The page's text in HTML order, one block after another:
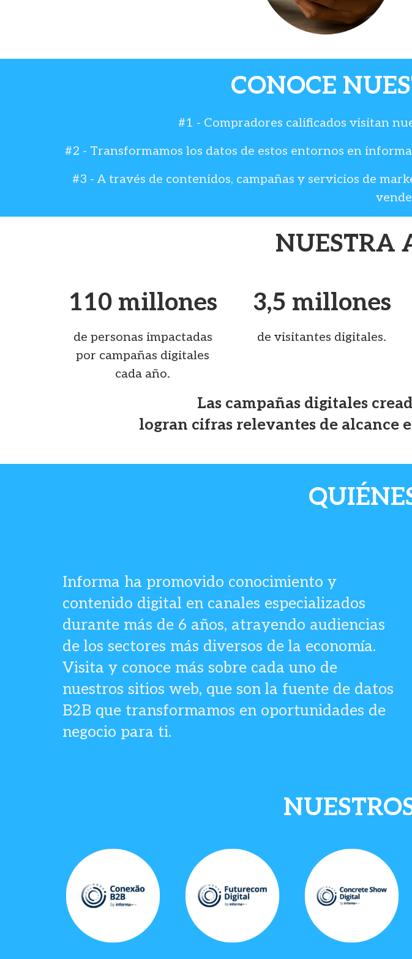
CONOCE
#1 - Compradores calificados visitan
#2 - Transformamos los datos de estos entornos en
#3 - A través de contenidos, campañas y servicios de
NUESTRA
110 millones
de personas impactadas
por campañas digitales
cada año.
3,5 millones
de visitantes digitales.
Las campañas digitales
logran cifras relevantes de alcance
Informa ha promovido conocimiento y
contenido digital en canales especializados
durante más de 6 años, atrayendo audiencias
de los sectores más diversos de la economía.
Visita y conoce más sobre cada uno de
nuestros sitios web, que son la fuente de datos
B2B que transformamos en oportunidades de
negocio para ti.